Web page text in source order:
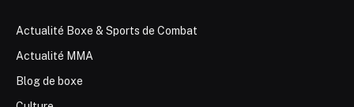
Actualité Boxe & Sports de Combat
Actualité MMA
Blog de boxe